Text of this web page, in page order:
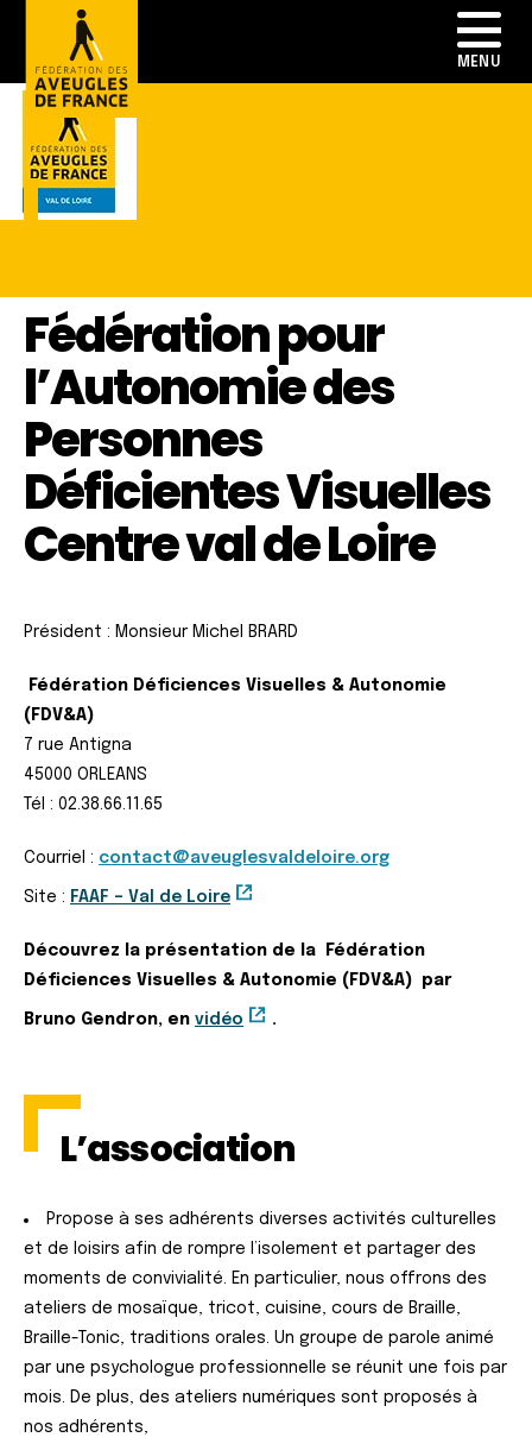
Fédération pour
l’Autonomie des
Personnes
Déficientes Visuelles
Centre val de Loire
Président : Monsieur Michel BRARD
Fédération Déficiences Visuelles & Autonomie
(FDV&A)
7 rue Antigna
45000 ORLEANS
Tél : 02.38.66.11.65
Courriel : contact@aveuglesvaldeloire.org
Site : FAAF – Val de Loire
Découvrez la présentation de la
Fédération
Déficiences Visuelles & Autonomie (FDV&A)
par
Bruno Gendron, en vidéo .
L’association
Propose à ses adhérents diverses activités culturelles
et de loisirs afin de rompre l’isolement et partager des
moments de convivialité. En particulier, nous offrons des
ateliers de mosaïque, tricot, cuisine, cours de Braille,
Braille-Tonic, traditions orales. Un groupe de parole animé
par une psychologue professionnelle se réunit une fois par
mois. De plus, des ateliers numériques sont proposés à
nos adhérents,